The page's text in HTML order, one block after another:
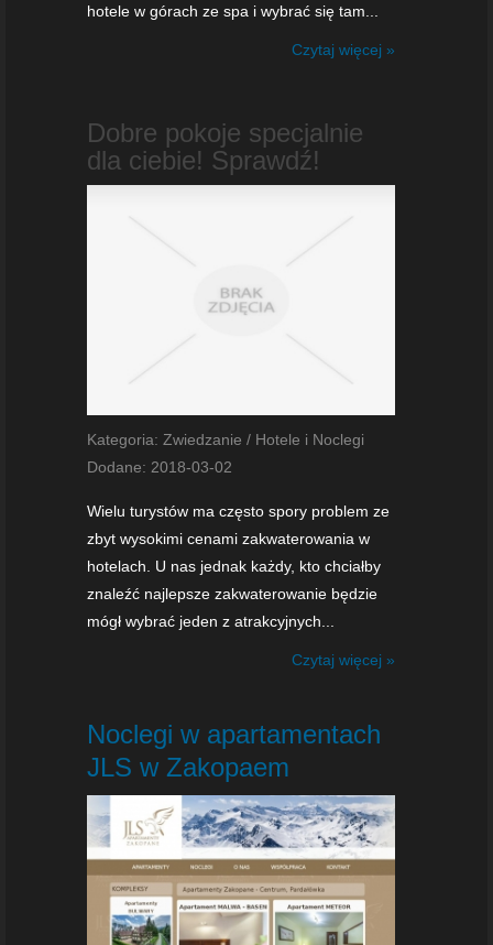
hotele w górach ze spa i wybrać się tam...
Czytaj więcej »
Dobre pokoje specjalnie
dla ciebie! Sprawdź!
Kategoria: Zwiedzanie / Hotele i Noclegi
Dodane: 2018-03-02
Wielu turystów ma często spory problem ze
zbyt wysokimi cenami zakwaterowania w
hotelach. U nas jednak każdy, kto chciałby
znaleźć najlepsze zakwaterowanie będzie
mógł wybrać jeden z atrakcyjnych...
Czytaj więcej »
Noclegi w apartamentach
JLS w Zakopaem